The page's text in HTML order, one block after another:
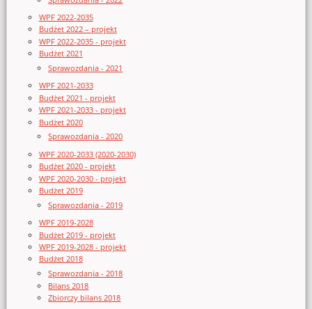
WPF 2022-2035
Budżet 2022 – projekt
WPF 2022-2035 - projekt
Budżet 2021
Sprawozdania - 2021
WPF 2021-2033
Budżet 2021 - projekt
WPF 2021-2033 - projekt
Budżet 2020
Sprawozdania - 2020
WPF 2020-2033 (2020-2030)
Budżet 2020 - projekt
WPF 2020-2030 - projekt
Budżet 2019
Sprawozdania - 2019
WPF 2019-2028
Budżet 2019 - projekt
WPF 2019-2028 - projekt
Budżet 2018
Sprawozdania - 2018
Bilans 2018
Zbiorczy bilans 2018